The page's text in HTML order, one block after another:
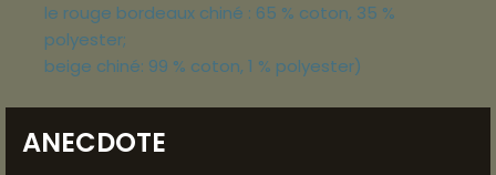
le rouge bordeaux chiné : 65 % coton, 35 %
polyester;
beige chiné: 99 % coton, 1 % polyester)
ANECDOTE